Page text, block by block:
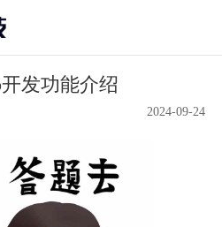
发功能介绍
2024-09-24